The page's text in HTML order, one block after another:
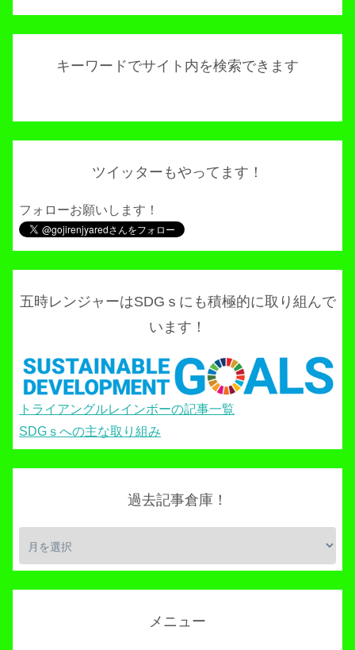
キーワードでサイト内を検索できます
ツイッターもやってます！
フォローお願いします！
五時レンジャーはSDGｓにも積極的に取り組んで
います！
トライアングルレインボーの記事一覧
SDGｓへの主な取り組み
過去記事倉庫！
メニュー